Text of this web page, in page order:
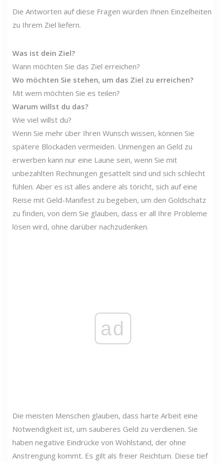
Die Antworten auf diese Fragen würden Ihnen Einzelheiten
zu Ihrem Ziel liefern.
Was ist dein Ziel?
Wann möchten Sie das Ziel erreichen?
Wo möchten Sie stehen, um das Ziel zu erreichen?
Mit wem möchten Sie es teilen?
Warum willst du das?
Wie viel willst du?
Wenn Sie mehr über Ihren Wunsch wissen, können Sie
spätere Blockaden vermeiden. Unmengen an Geld zu
erwerben kann nur eine Laune sein, wenn Sie mit
unbezahlten Rechnungen gesattelt sind und sich schlecht
fühlen. Aber es ist alles andere als töricht, sich auf eine
Reise mit Geld-Manifest zu begeben, um den Goldschatz
zu finden, von dem Sie glauben, dass er all Ihre Probleme
lösen wird, ohne darüber nachzudenken.
ad
Die meisten Menschen glauben, dass harte Arbeit eine
Notwendigkeit ist, um sauberes Geld zu verdienen. Sie
haben negative Eindrücke von Wohlstand, der ohne
Anstrengung kommt. Es gilt als freier Reichtum. Diese tief